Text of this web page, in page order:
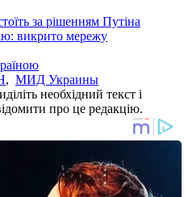
за рішенням Путіна
викрито мережу
, МИД Украины
необхідний текст і
про це редакцію.